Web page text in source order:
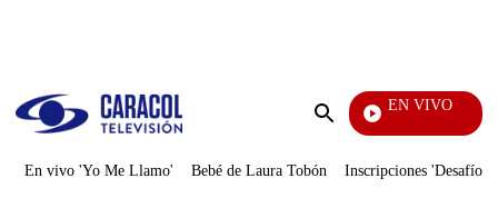
Enviar
EN VIVO
En vivo 'Yo Me Llamo' Bebé de Laura Tobón Inscripciones 'Desafío'